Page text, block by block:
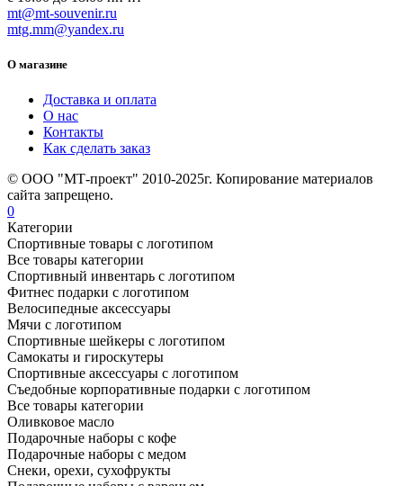
mt@mt-souvenir.ru
mtg.mm@yandex.ru
О магазине
Доставка и оплата
О нас
Контакты
Как сделать заказ
© ООО "МТ-проект" 2010-2025г. Копирование материалов
сайта запрещено.
0
Категории
Спортивные товары с логотипом
Все товары категории
Спортивный инвентарь с логотипом
Фитнес подарки с логотипом
Велосипедные аксессуары
Мячи с логотипом
Спортивные шейкеры с логотипом
Самокаты и гироскутеры
Спортивные аксессуары с логотипом
Съедобные корпоративные подарки с логотипом
Все товары категории
Оливковое масло
Подарочные наборы с кофе
Подарочные наборы с медом
Снеки, орехи, сухофрукты